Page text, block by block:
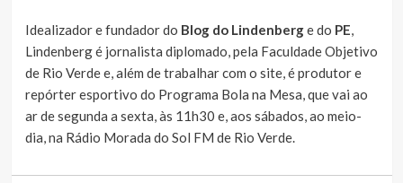
Idealizador e fundador do Blog do Lindenberge do PE
Lindenberg é jornalista diplomado, pela Faculdade Objetivo
de Rio Verde e, além de trabalhar com o site, é produtor e
repórter esportivo do Programa Bola na Mesa, que vai ao
ar de segunda a sexta, às 11h30 e, aos sábados, ao meio-
dia, na Rádio Morada do Sol FM de Rio Verde.